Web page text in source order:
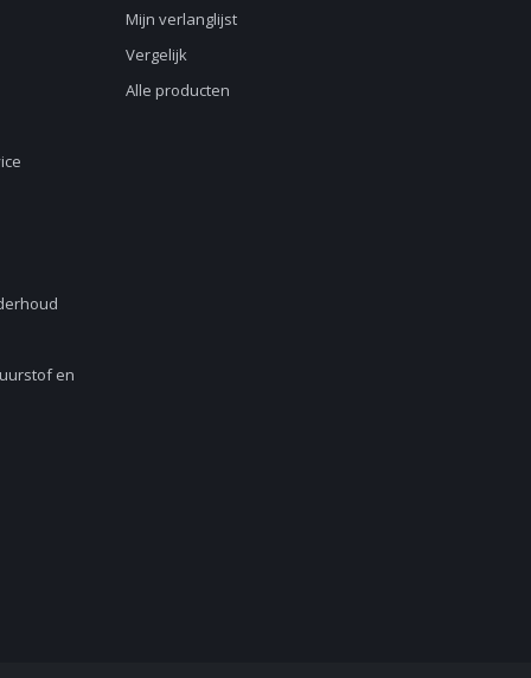
en
Mijn verlanglijst
Vergelijk
Alle producten